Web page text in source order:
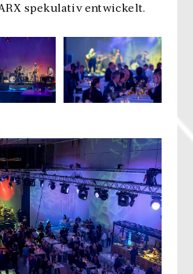
spekulativ entwickelt.